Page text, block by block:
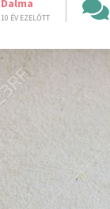
Dalma
10 ÉV EZELŐTT